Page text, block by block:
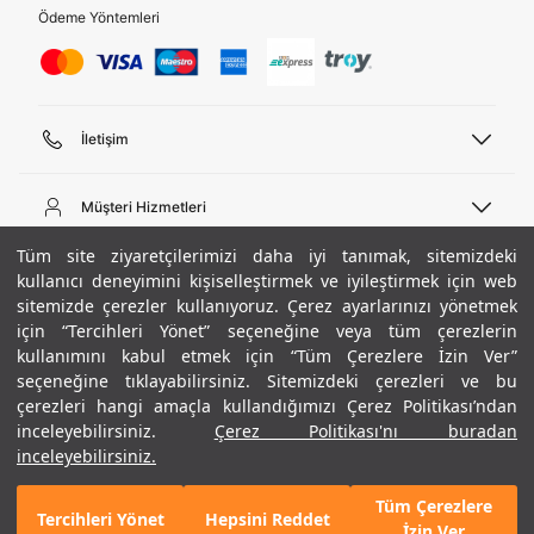
Tüm site ziyaretçilerimizi daha iyi tanımak, sitemizdeki
kullanıcı deneyimini kişiselleştirmek ve iyileştirmek için web
sitemizde çerezler kullanıyoruz. Çerez ayarlarınızı yönetmek
için “Tercihleri Yönet” seçeneğine veya tüm çerezlerin
kullanımını kabul etmek için “Tüm Çerezlere İzin Ver”
seçeneğine tıklayabilirsiniz. Sitemizdeki çerezleri ve bu
çerezleri hangi amaçla kullandığımızı Çerez Politikası’ndan
inceleyebilirsiniz.
Çerez Politikası'nı buradan
inceleyebilirsiniz.
Tercihleri Yönet Hepsini Reddet
Tüm Çerezlere
+ 1 Renk
GELINCE HABER VER
Ödeme Yöntemleri
İletişim
444 02 00
Pazartesi - Cuma 09:00 - 18:00
E-posta
bilgi@underarmour.com
Müşteri Hizmetleri
Sipariş Sorgulama
Bize Ulaşın
Teslimat Bilgileri
İşlem Rehberi
İade ve Değişimler
Sıkça Sorulan Sorular
Beden Rehberi
Site Haritası
Hakkımızda
Ticari Bilgiler
Hükümler ve Koşullar
Gizlilik Politikası
Çerez Politikası
Kariyer
ETBİS
UA Sosyal Medya
Instagram
Facebook
Twitter
Popüler Kategoriler
Erkek Basketbol Ayakkabısı
Çocuk Basketbol Ayakkabısı
Erkek Eşofman